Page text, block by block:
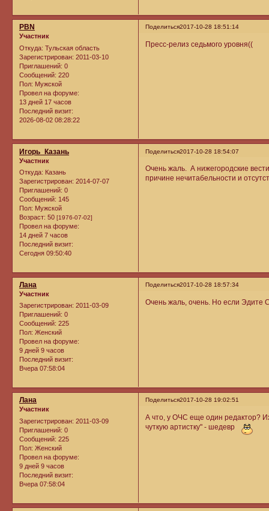
Поделиться2017-10-28 18:51:14
PBN
Участник
Откуда: Тульская область
Зарегистрирован: 2011-03-10
Приглашений: 0
Сообщений: 220
Пол: Мужской
Провел на форуме:
13 дней 17 часов
Последний визит:
2026-08-02 08:28:22
Пресс-релиз седьмого уровня((
Поделиться2017-10-28 18:54:07
Игорь_Казань
Участник
Откуда: Казань
Зарегистрирован: 2014-07-07
Приглашений: 0
Сообщений: 145
Пол: Мужской
Возраст: 50 [1976-07-02]
Провел на форуме:
14 дней 7 часов
Последний визит:
Сегодня 09:50:40
Очень жаль. А нижегородские
причине нечитабельности и
Поделиться2017-10-28 18:57:34
Лана
Участник
Зарегистрирован: 2011-03-09
Приглашений: 0
Сообщений: 225
Пол: Женский
Провел на форуме:
9 дней 9 часов
Последний визит:
Вчера 07:58:04
Очень жаль, очень. Но если Эдите
Поделиться2017-10-28 19:02:51
Лана
Участник
Зарегистрирован: 2011-03-09
Приглашений: 0
Сообщений: 225
Пол: Женский
Провел на форуме:
9 дней 9 часов
Последний визит:
Вчера 07:58:04
А что, у ОЧС еще один редактор?
чуткую артистку" - шедевр